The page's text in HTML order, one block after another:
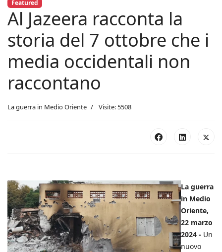
Featured
Al Jazeera racconta la
storia del 7 ottobre che i
media occidentali non
raccontano
La guerra in Medio Oriente Visite: 5508
La guerra
in Medio
Oriente,
22 marzo
2024 - Un
nuovo